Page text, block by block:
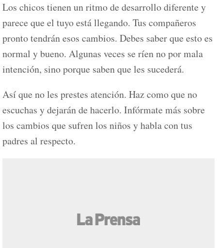
Los chicos tienen un ritmo de desarrollo diferente y
parece que el tuyo está llegando. Tus compañeros
pronto tendrán esos cambios. Debes saber que esto es
normal y bueno. Algunas veces se ríen no por mala
intención, sino porque saben que les sucederá.
Así que no les prestes atención. Haz como que no
escuchas y dejarán de hacerlo. Infórmate más sobre
los cambios que sufren los niños y habla con tus
padres al respecto.